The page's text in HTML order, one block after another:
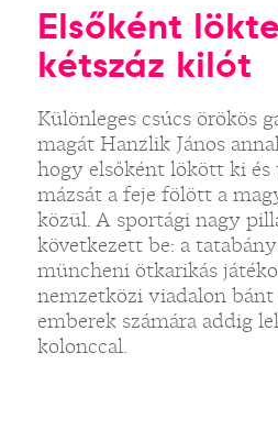
Elsőként
kétszáz kilót
Különleges csúcs örökös
magát Hanzlik János
hogy elsőként lökött ki
mázsát a feje fölött a
közül. A sportági nagy
következett be: a
müncheni ötkarikás
nemzetközi viadalon bánt
emberek számára addig
kolonccal.